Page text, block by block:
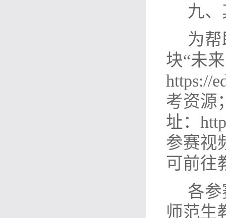
九
为
块“未
https://
考资源
址：
参赛视
可前往
各
师范生